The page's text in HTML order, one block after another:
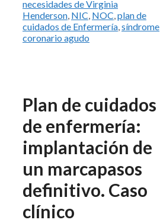
necesidades de Virginia
Henderson, NIC, NOC,plan de
cuidados de Enfermería,síndrome
coronario agudo
Plan de cuidados
de enfermería:
implantación de
un marcapasos
definitivo. Caso
clínico